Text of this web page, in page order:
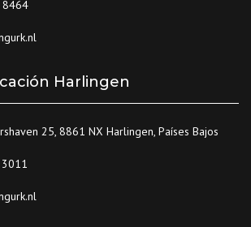
Harlingen
25, 8861 NX Harlingen, Países Bajos